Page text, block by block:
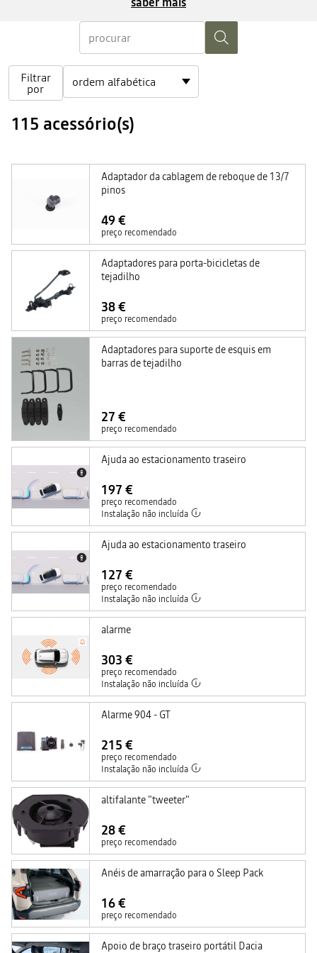
Filtrar
por
115 acessório(s)
Adaptador da cablagem de reboque de 13/7
pinos
49 €
preço recomendado
Adaptadores para porta-bicicletas de
tejadilho
38 €
preço recomendado
Adaptadores para suporte de esquis em
barras de tejadilho
27 €
preço recomendado
Ajuda ao estacionamento traseiro
197 €
preço recomendado
Instalação não incluída
Ajuda ao estacionamento traseiro
127 €
preço recomendado
Instalação não incluída
alarme
303 €
preço recomendado
Instalação não incluída
Alarme 904 - GT
215 €
preço recomendado
Instalação não incluída
altifalante "tweeter"
28 €
preço recomendado
Anéis de amarração para o Sleep Pack
16 €
preço recomendado
Apoio de braço traseiro portátil Dacia